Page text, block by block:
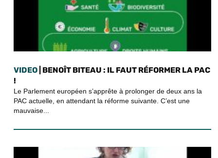
VIDEO | BENOÎT BITEAU : IL FAUT RÉFORMER LA PAC
!
Le Parlement européen s’apprête à prolonger de deux ans la
PAC actuelle, en attendant la réforme suivante. C’est une
mauvaise...